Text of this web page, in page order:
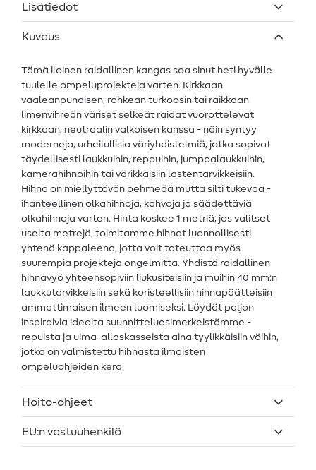
Lisätiedot
Kuvaus
Tämä iloinen raidallinen kangas saa sinut heti hyvälle
tuulelle ompeluprojekteja varten. Kirkkaan
vaaleanpunaisen, rohkean turkoosin tai raikkaan
limenvihreän väriset selkeät raidat vuorottelevat
kirkkaan, neutraalin valkoisen kanssa - näin syntyy
moderneja, urheilullisia väriyhdistelmiä, jotka sopivat
täydellisesti laukkuihin, reppuihin, jumppalaukkuihin,
kamerahihnoihin tai värikkäisiin lastentarvikkeisiin.
Hihna on miellyttävän pehmeää mutta silti tukevaa -
ihanteellinen olkahihnoja, kahvoja ja säädettäviä
olkahihnoja varten. Hinta koskee 1 metriä; jos valitset
useita metrejä, toimitamme hihnat luonnollisesti
yhtenä kappaleena, jotta voit toteuttaa myös
suurempia projekteja ongelmitta. Yhdistä raidallinen
hihnavyö yhteensopiviin liukusiteisiin ja muihin 40 mm:n
laukkutarvikkeisiin sekä koristeellisiin hihnapäätteisiin
ammattimaisen ilmeen luomiseksi. Löydät paljon
inspiroivia ideoita suunnitteluesimerkeistämme -
repuista ja uima-allaskasseista aina tyylikkäisiin vöihin,
jotka on valmistettu hihnasta ilmaisten
ompeluohjeiden kera.
Hoito-ohjeet
EU:n vastuuhenkilö